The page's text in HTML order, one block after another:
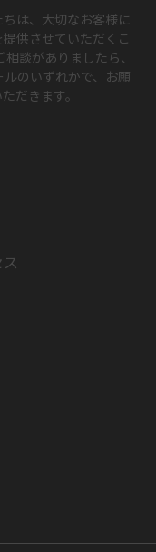
は、大切なお客様に
供させていただくこ
談がありましたら、
のいずれかで、お願
だきます。